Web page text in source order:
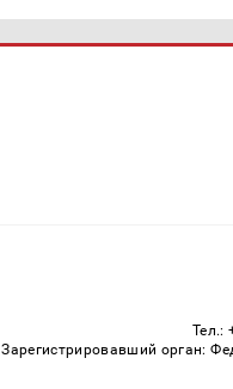
Тел.:
Зарегистрировавший орган: